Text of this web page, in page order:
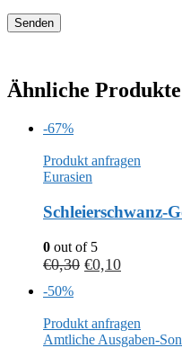
Ähnliche Produkte
-67%
Produkt anfragen
Eurasien
Schleierschwanz-
0 out of 5
€0,30 €0,10
-50%
Produkt anfragen
Amtliche Ausgaben-